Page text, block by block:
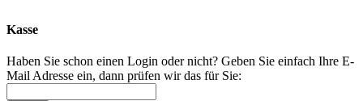
Kasse
Haben Sie schon einen Login oder nicht? Geben Sie einfach Ihre E-
Mail Adresse ein, dann prüfen wir das für Sie: